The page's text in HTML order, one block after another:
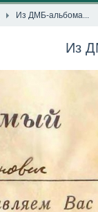
Из ДМБ-альбома...
Из